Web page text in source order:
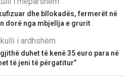
dhe bllokadës, fermerët në
dorë nga mbjellja e grurit
i ardhshëm
duhet të kenë 35 euro para në
të jeni të përgatitur”